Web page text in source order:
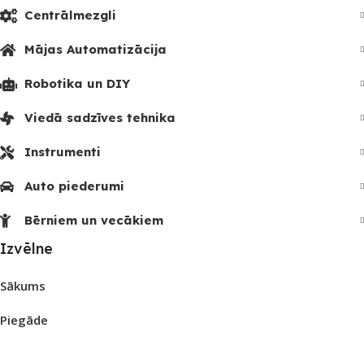
Centrālmezgli
Mājas Automatizācija
Robotika un DIY
Viedā sadzīves tehnika
Instrumenti
Auto piederumi
Bērniem un vecākiem
Izvēlne
Sākums
Piegāde